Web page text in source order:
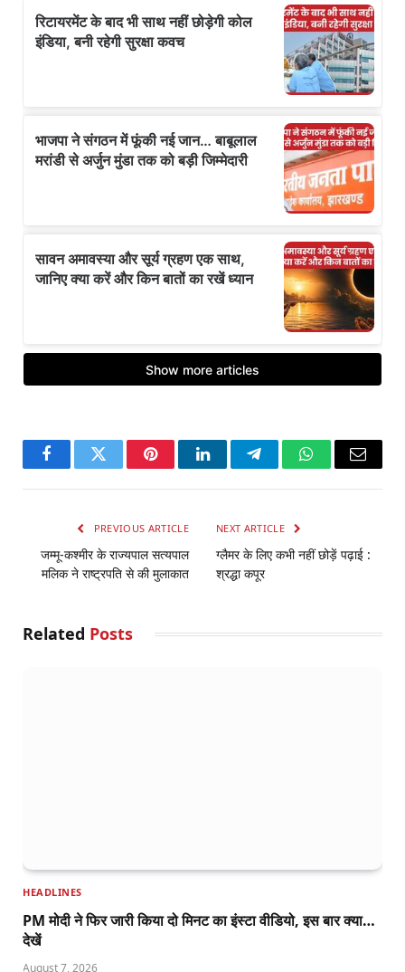
FacebookTwitter PinterestLinkedInTelegramWhatsApp
Email
PREVIOUS ARTICLE
जम्मू-कश्मीर के राज्यपाल सत्यपाल
मलिक ने राष्ट्रपति से की मुलाकात
NEXT ARTICLE
ग्लैमर के लिए कभी नहीं छोड़ें पढ़ाई :
श्रद्धा कपूर
Related Posts
HEADLINES
PM मोदी ने फिर जारी किया दो मिनट का इंस्टा वीडियो, इस बार क्या…
देखें
August 7, 2026